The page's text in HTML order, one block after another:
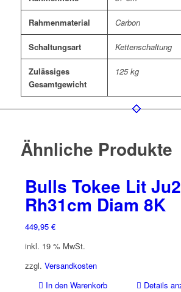
Rahmenmaterial Carbon
Schaltungsart Kettenschaltung
Zulässiges
Gesamtgewicht
125 kg
Ähnliche Produkte
Bulls Tokee Lit
Rh31cm Diam 8K
449,95 €
inkl. 19 % MwSt.
zzgl. Versandkosten
In den Warenkorb
Details